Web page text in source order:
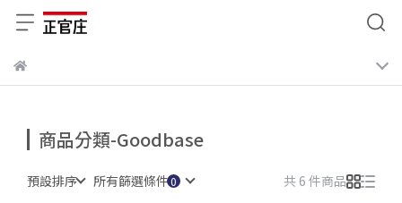
商品分類-Goodbase
預設排序 所有篩選條件 共 6 件商品